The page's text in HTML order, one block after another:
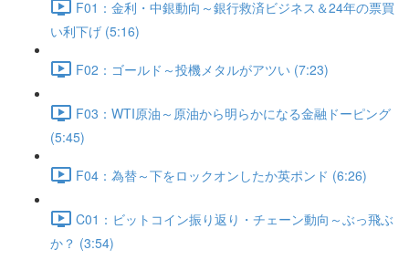
F01：金利・中銀動向～銀行救済ビジネス＆24年の票買
い利下げ (5:16)
F02：ゴールド～投機メタルがアツい (7:23)
F03：WTI原油～原油から明らかになる金融ドーピング
(5:45)
F04：為替～下をロックオンしたか英ポンド (6:26)
C01：ビットコイン振り返り・チェーン動向～ぶっ飛ぶ
か？ (3:54)